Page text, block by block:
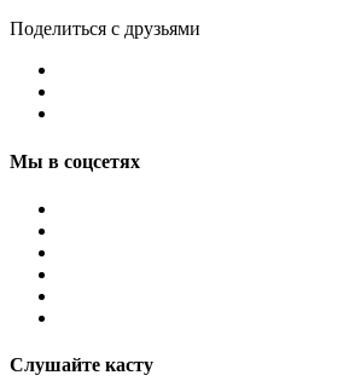
Поделиться с друзьями
Мы в соцсетях
Слушайте касту